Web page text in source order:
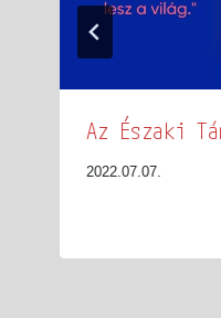
Az Északi
2022.07.07.